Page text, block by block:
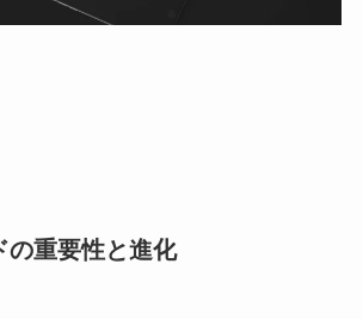
の重要性と進化